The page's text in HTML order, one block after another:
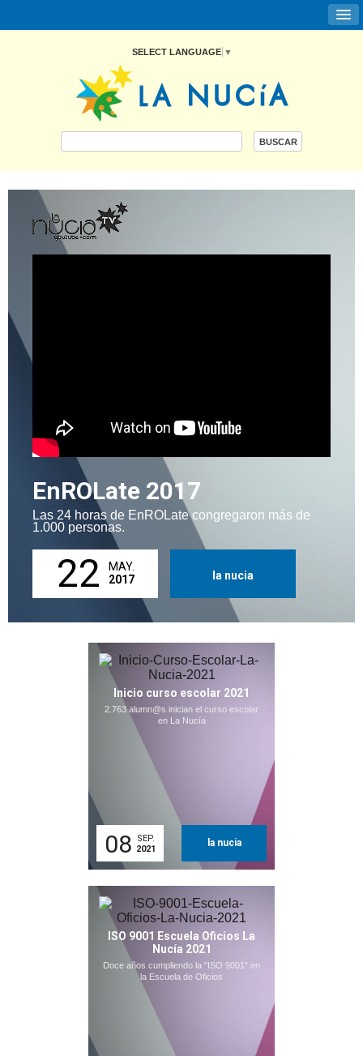
SELECT LANGUAGE ▼
EnROLate 2017
Las 24 horas de EnROLate congregaron más de
1.000 personas.
22
MAY.
2017
la nucia
Inicio curso escolar 2021
2.763 alumn@s inician el curso escolar
en La Nucía
08
SEP.
2021
la nucia
ISO 9001 Escuela Oficios La
Nucía 2021
Doce años cumpliendo la "ISO 9001" en
la Escuela de Oficios